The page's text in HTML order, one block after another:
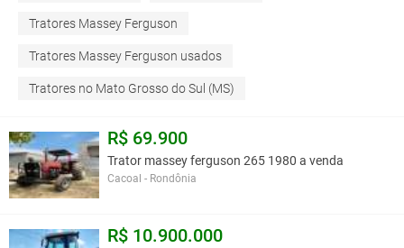
Tratores Massey Ferguson
Tratores Massey Ferguson usados
Tratores no Mato Grosso do Sul (MS)
R$ 69.900
Trator massey ferguson 265 1980 a venda
Cacoal - Rondônia
R$ 10.900.000